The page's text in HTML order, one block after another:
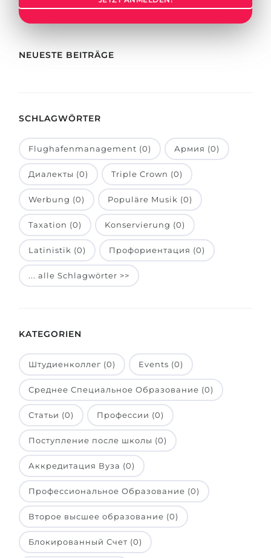
Berufe
Holland-Test
Interessenkarte-Test
RIASEC-Test
Erfolgzu
100%
BEWERBEN FÜR FACHRICHTUNG …
BEWERBEN AUS …
Russland
Ukraine
Kasachstan
Aserbaidschan
Armenien
Belarus
BERATUNG BUCHEN
NEUESTE BEITRÄGE
SCHLAGWÖRTER
Flughafenmanagement (0) Армия (0)
Диалекты (0) Triple Crown (0)
Werbung (0) Populäre Musik (0)
Taxation (0) Konservierung (0)
Latinistik (0) Профориентация (0)
... alle Schlagwörter >>
KATEGORIEN
Штудиенколлег (0) Events (0)
Среднее Специальное Образование (0)
Статьи (0) Профессии (0)
Поступление после школы (0)
Аккредитация Вуза (0)
Профессиональное Образование (0)
Второе высшее образование (0)
Блокированный Счет (0)